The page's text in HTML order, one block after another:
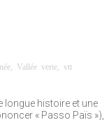
Vallée verte vtt
longue histoire et une
« Passo Païs »),